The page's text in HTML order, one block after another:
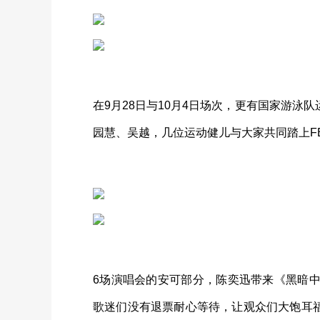
在9月28日与10月4日场次，更有国家游泳
园慧、吴越，几位运动健儿与大家共同踏上
6场演唱会的安可部分，陈奕迅带来《黑暗
歌迷们没有退票耐心等待，让观众们大饱耳